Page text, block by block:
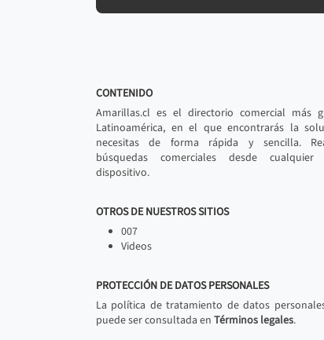
CONTENIDO
Amarillas.cl es el directorio comercial más
Latinoamérica, en el que encontrarás la
necesitas de forma rápida y sencilla.
búsquedas comerciales desde
dispositivo.
OTROS DE NUESTROS SITIOS
007
Videos
PROTECCIÓN DE DATOS PERSONALES
La política de tratamiento de datos
puede ser consultada en Términos legales.